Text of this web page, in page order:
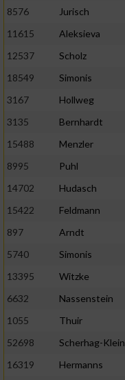
8576
Jurisch
11615
Aleksieva
12537
Scholz
18549
Simonis
3167
Hollweg
3135
Bernhardt
15488
Menzler
8995
Puhl
14702
Hudasch
15422
Feldmann
897
Arndt
5740
Simonis
13395
Witzke
6632
Nassenstein
1055
Thuir
52698
Scherhag-Klein
16319
Hermanns